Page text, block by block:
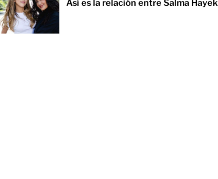
Así es la relación entre Salma